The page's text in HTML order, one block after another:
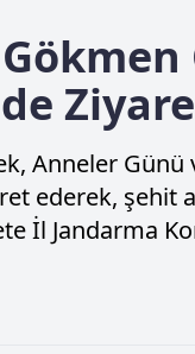
Anneler
ederek,
İl Jandarma